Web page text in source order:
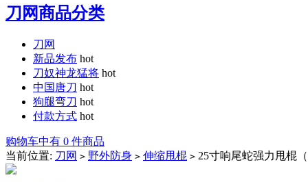
刀网商品分类
刀网
新品发布 hot
刀奴神龙猛将 hot
中国唐刀 hot
狗腿弯刀 hot
付款方式 hot
购物车中有 0 件商品
当前位置: 刀网 > 野外防身 > 伸缩甩棍 > 25寸响尾蛇强力甩棍